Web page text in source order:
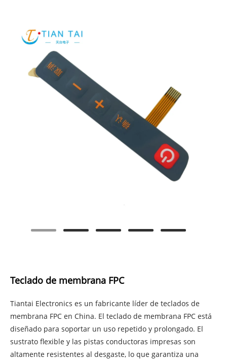
Teclado de membrana FPC
Tiantai Electronics es un fabricante líder de teclados de
membrana FPC en China. El teclado de membrana FPC está
diseñado para soportar un uso repetido y prolongado. El
sustrato flexible y las pistas conductoras impresas son
altamente resistentes al desgaste, lo que garantiza una